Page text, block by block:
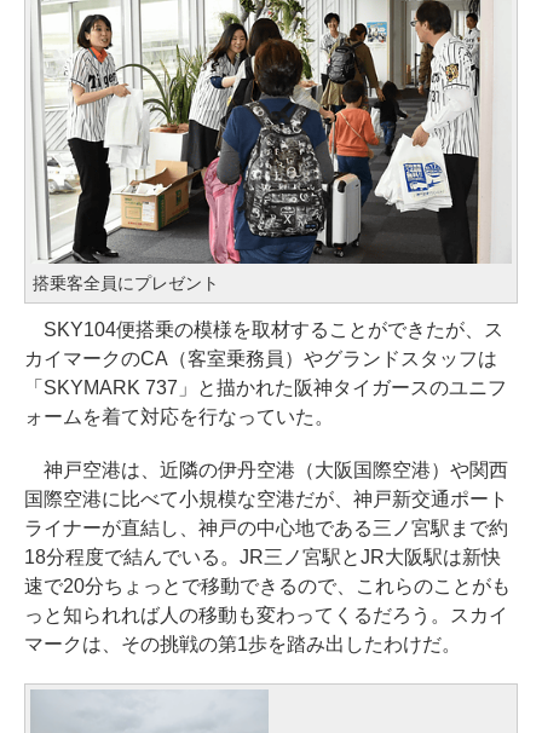
搭乗客全員にプレゼント
SKY104便搭乗の模様を取材することができたが、ス
カイマークのCA（客室乗務員）やグランドスタッフは
「SKYMARK 737」と描かれた阪神タイガースのユニフ
ォームを着て対応を行なっていた。
神戸空港は、近隣の伊丹空港（大阪国際空港）や関西
国際空港に比べて小規模な空港だが、神戸新交通ポート
ライナーが直結し、神戸の中心地である三ノ宮駅まで約
18分程度で結んでいる。JR三ノ宮駅とJR大阪駅は新快
速で20分ちょっとで移動できるので、これらのことがも
っと知られれば人の移動も変わってくるだろう。スカイ
マークは、その挑戦の第1歩を踏み出したわけだ。